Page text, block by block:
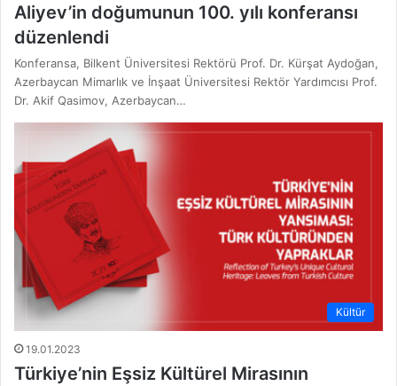
Aliyev’in doğumunun 100. yılı konferansı
düzenlendi
Konferansa, Bilkent Üniversitesi Rektörü Prof. Dr. Kürşat Aydoğan,
Azerbaycan Mimarlık ve İnşaat Üniversitesi Rektör Yardımcısı Prof.
Dr. Akif Qasimov, Azerbaycan…
Kültür
19.01.2023
Türkiye’nin Eşsiz Kültürel Mirasının